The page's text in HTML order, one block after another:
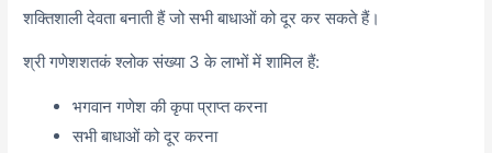
शक्तिशाली देवता बनाती हैं जो सभी बाधाओं को दूर कर सकते हैं।
श्री गणेशशतकं श्लोक संख्या 3 के लाभों में शामिल हैं:
भगवान गणेश की कृपा प्राप्त करना
सभी बाधाओं को दूर करना